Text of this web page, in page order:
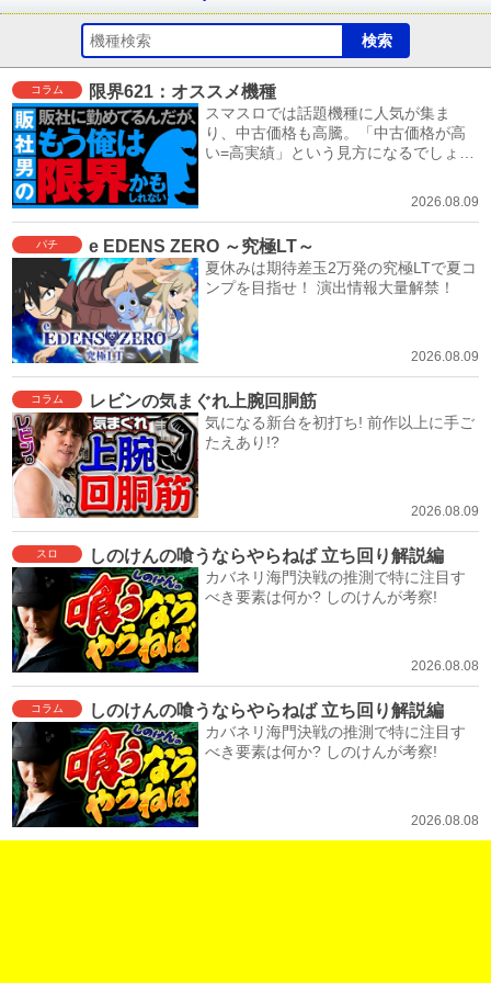
コラム 限界621：オススメ機種
スマスロでは話題機種に人気が集ま
り、中古価格も高騰。「中古価格が高
い=高実績」という見方になるでしょ
2026.08.09
パチ e EDENS ZERO ～究極LT～
夏休みは期待差玉2万発の究極LTで夏コ
ンプを目指せ！ 演出情報大量解禁！
2026.08.09
コラム レビンの気まぐれ上腕回胴筋
気になる新台を初打ち! 前作以上に手ご
たえあり!?
2026.08.09
スロ しのけんの喰うならやらねば 立ち回り解説編
カバネリ海門決戦の推測で特に注目す
べき要素は何か? しのけんが考察!
2026.08.08
コラム しのけんの喰うならやらねば 立ち回り解説編
カバネリ海門決戦の推測で特に注目す
べき要素は何か? しのけんが考察!
2026.08.08